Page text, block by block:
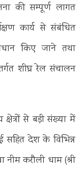
की सम्पूर्ण लागत
कार्य से संबंधित
किए जाने तथा
शीघ्र रेल संचालन
से बड़ी संख्या में
देश के विभिन्न
नीम करौली धाम (श्री